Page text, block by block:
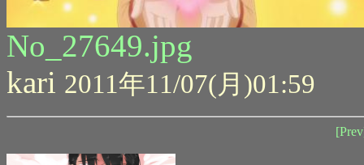
No_27649.jpg
kari 2011年11/07(月)01:59